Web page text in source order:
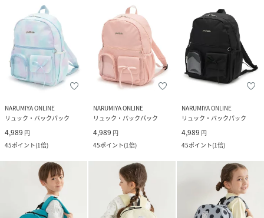
NARUMIYA ONLINE
リュック・バックパック
4,989 円
45ポイント(1倍)
NARUMIYA ONLINE
リュック・バックパック
4,989 円
45ポイント(1倍)
NARUMIYA ONLINE
リュック・バックパック
4,989 円
45ポイント(1倍)